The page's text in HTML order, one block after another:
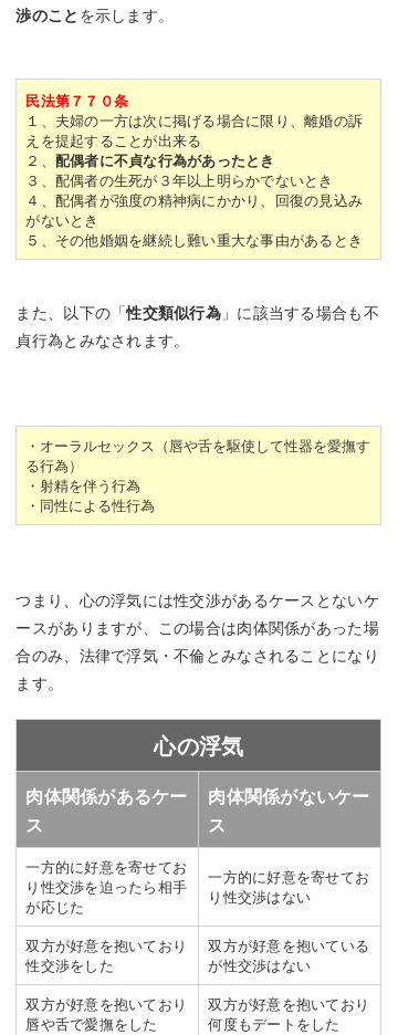
渉のこと を示します。
民法第７７０条
１、夫婦の一方は次に掲げる場合に限り、離婚の訴
えを提起することが出来る
２、 配偶者に不貞な行為があったとき
３、配偶者の生死が３年以上明らかでないとき
４、配偶者が強度の精神病にかかり、回復の見込み
がないとき
５、その他婚姻を継続し難い重大な事由があるとき
また、以下の「性交類似行為 」に該当する場合も不
貞行為とみなされます。
・オーラルセックス（唇や舌を駆使して性器を愛撫す
る行為）
・射精を伴う行為
・同性による性行為
つまり、心の浮気には性交渉があるケースとないケ
ースがありますが、この場合は肉体関係があった場
合のみ、法律で浮気・不倫とみなされることになり
ます。
心の浮気
肉体関係があるケー
ス
肉体関係がないケー
ス
一方的に好意を寄せてお
り性交渉を迫ったら相手
が応じた
一方的に好意を寄せてお
り性交渉はない
双方が好意を抱いており
性交渉をした
双方が好意を抱いている
が性交渉はない
双方が好意を抱いており
唇や舌で愛撫をした
双方が好意を抱いており
何度もデートをした